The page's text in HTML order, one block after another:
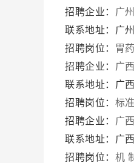
招聘企业： 广
联系地址：广
招聘岗位：
胃
招聘企业： 广
联系地址：广
招聘岗位： 标
招聘企业： 广
联系地址：广
招聘岗位： 机